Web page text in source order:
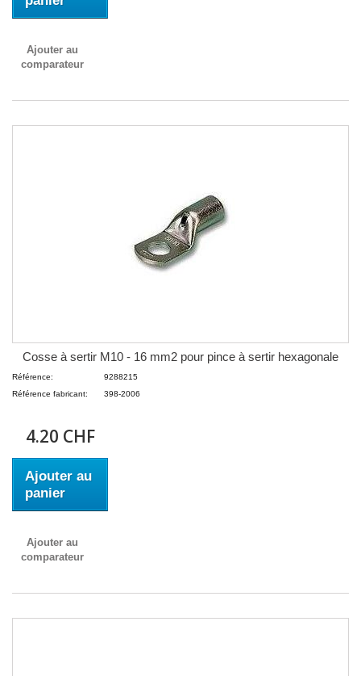
Ajouter au
comparateur
Cosse à sertir M10 - 16 mm2 pour pince à sertir hexagonale
Référence:
9288215
Référence fabricant:
398-2006
4.20 CHF
Ajouter au
panier
Ajouter au
comparateur